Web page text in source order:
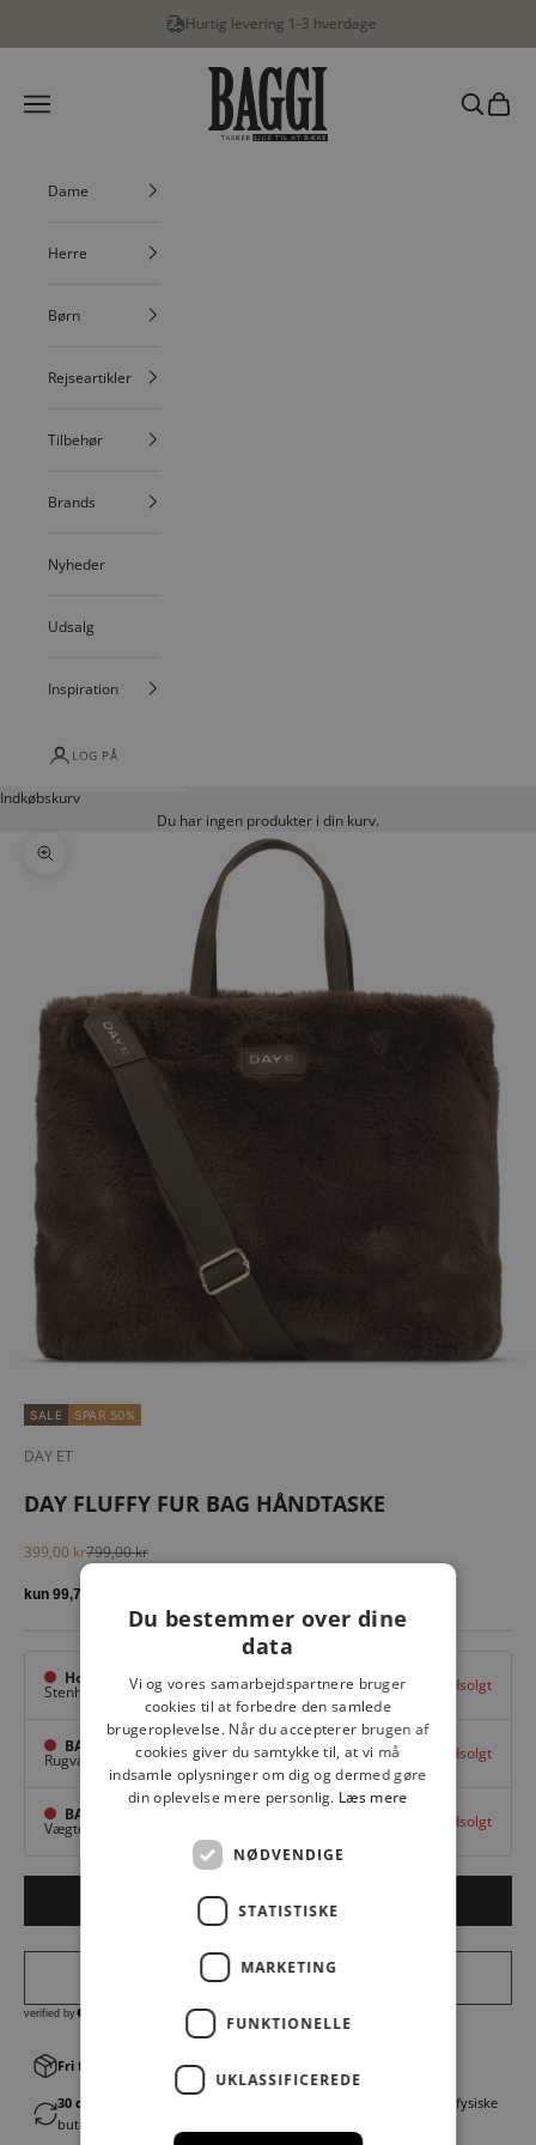
Hurtig levering 1-3 hverdage
BAGGI
Menu
Søg
Dame
Herre
Børn
Rejseartikler
Tilbehør
Brands
Nyheder
Udsalg
Inspiration
LOG PÅ
Indkøbskurv
Du har ingen produkter i din kurv.
Zoom
SALE SPAR 50%
DAY ET
DAY FLUFFY FUR BAG HÅNDTASKE
Salgspris
399,00 krNormalpris
799,00 kr
Hovedlager
Stenhuggervej 10, Odense M Udsolgt
BAGGI Tarup Center
Rugvang 36, Odense NV Udsolgt
BAGGI Nyborg
Vægtergade 1, Udsolgt
Fri fragt v. køb over 499,00 kr.
30 dages fortrydelsesret
│Byt eller returner gratis i en af vores fysiske
butikker
Du bestemmer over dine
data
Vi og vores samarbejdspartnere bruger
cookies til at forbedre den samlede
brugeroplevelse. Når du accepterer brugen af
cookies giver du samtykke til, at vi må
indsamle oplysninger om dig og dermed gøre
din oplevelse mere personlig. Læs mere
NØDVENDIGE
STATISTISKE
MARKETING
FUNKTIONELLE
UKLASSIFICEREDE